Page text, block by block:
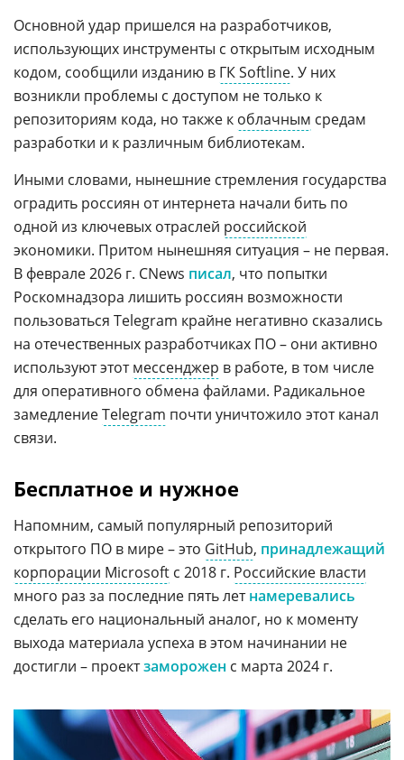
Основной удар пришелся на разработчиков,
использующих инструменты с открытым исходным
кодом, сообщили изданию в ГК Softline. У них
возникли проблемы с доступом не только к
репозиториям кода, но также к облачным средам
разработки и к различным библиотекам.
Иными словами, нынешние стремления государства
оградить россиян от интернета начали бить по
одной из ключевых отраслей российской
экономики. Притом нынешняя ситуация – не первая.
В феврале 2026 г. CNews писал, что попытки
Роскомнадзора лишить россиян возможности
пользоваться Telegram крайне негативно сказались
на отечественных разработчиках ПО – они активно
используют этотмессенджер в работе, в том числе
для оперативного обмена файлами. Радикальное
замедлениеTelegram почти уничтожило этот канал
связи.
Бесплатное и нужное
Напомним, самый популярный репозиторий
открытого ПО в мире – это GitHub, принадлежащий
корпорации Microsoft с 2018 г. Российские власти
много раз за последние пять летнамеревались
сделать его национальный аналог, но к моменту
выхода материала успеха в этом начинании не
достигли – проектзаморожен с марта 2024 г.